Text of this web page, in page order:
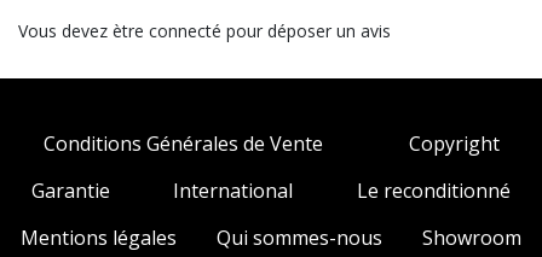
Vous devez ètre connecté pour déposer un avis
Conditions Générales de Vente
Copyright
Garantie
International
Le reconditionné
Mentions légales
Qui sommes-nous Showroom